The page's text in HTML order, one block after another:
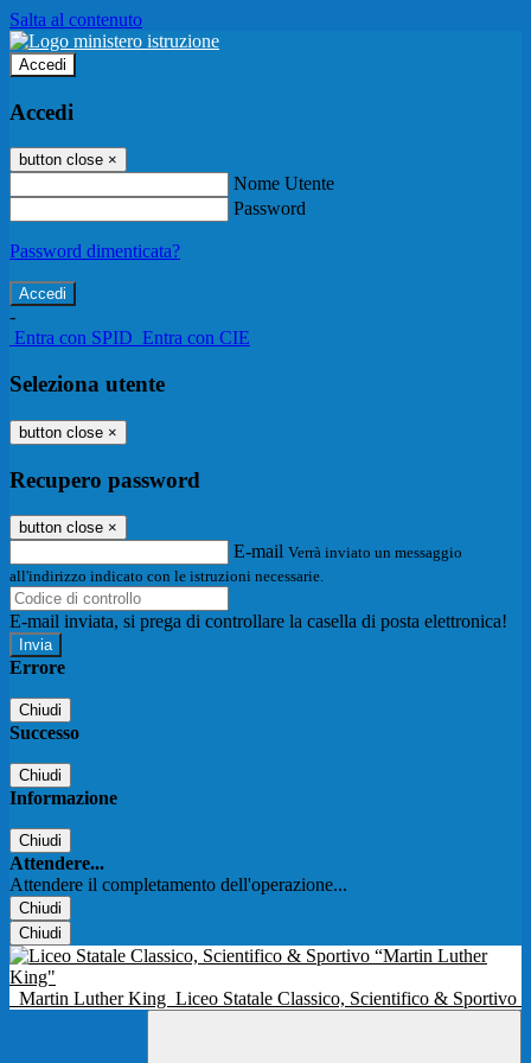
Salta al contenuto
Accedi
Accedi
button close ×
Nome Utente
Password
Password dimenticata?
-
Entra con SPID Entra con CIE
Seleziona utente
button close ×
Recupero password
button close ×
E-mail Verrà inviato un messaggio
all'indirizzo indicato con le istruzioni necessarie.
E-mail inviata, si prega di controllare la casella di posta elettronica!
Errore
Chiudi
Successo
Chiudi
Informazione
Chiudi
Attendere...
Attendere il completamento dell'operazione...
Chiudi
Chiudi
Martin Luther King Liceo Statale Classico, Scientifico & Sportivo